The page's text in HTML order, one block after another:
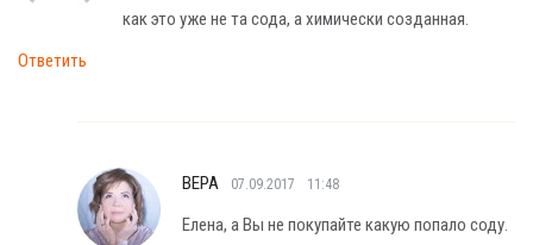
как это уже не та сода, а химически созданная.
Ответить
ВЕРА 07.09.2017 11:48
Елена, а Вы не покупайте какую попало соду.